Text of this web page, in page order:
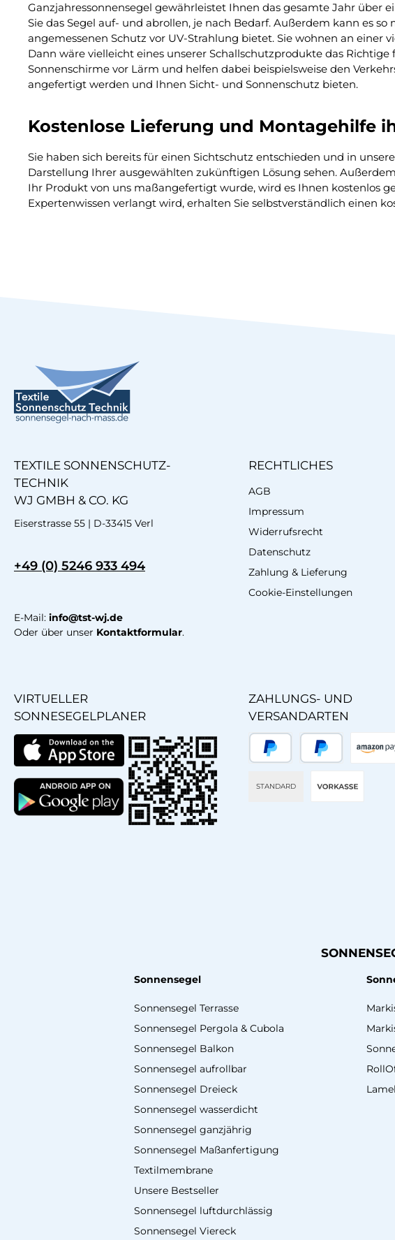
Ganzjahressonnensegel gewährleistet Ihnen das gesamte Jahr über
Sie das Segel auf- und abrollen, je nach Bedarf. Außerdem kann es
angemessenen Schutz vor UV-Strahlung bietet. Sie wohnen an
Dann wäre vielleicht eines unserer Schallschutzprodukte das
Sonnenschirme vor Lärm und helfen dabei beispielsweise den
angefertigt werden und Ihnen Sicht- und Sonnenschutz bieten.
Kostenlose Lieferung und Montagehilfe
Sie haben sich bereits für einen Sichtschutz entschieden und in
Darstellung Ihrer ausgewählten zukünftigen Lösung sehen.
Ihr Produkt von uns maßangefertigt wurde, wird es Ihnen kostenlos
Expertenwissen verlangt wird, erhalten Sie selbstverständlich einen
TEXTILE SONNENSCHUTZ-
TECHNIK
WJ GMBH & CO. KG
Eiserstrasse 55 | D-33415 Verl
+49 (0) 5246 933 494
E-Mail: info@tst-wj.de
Oder über unser Kontaktformular.
RECHTLICHES
AGB
Impressum
Widerrufsrecht
Datenschutz
Zahlung & Lieferung
Cookie-Einstellungen
VIRTUELLER
SONNESEGELPLANER
ZAHLUNGS- UND
VERSANDARTEN
STANDARD
Sonnensegel
Sonnensegel Terrasse
Sonnensegel Pergola & Cubola
Sonnensegel Balkon
Sonnensegel aufrollbar
Sonnensegel Dreieck
Sonnensegel wasserdicht
Sonnensegel ganzjährig
Sonnensegel Maßanfertigung
Textilmembrane
Unsere Bestseller
Sonnensegel luftdurchlässig
Sonnensegel Viereck